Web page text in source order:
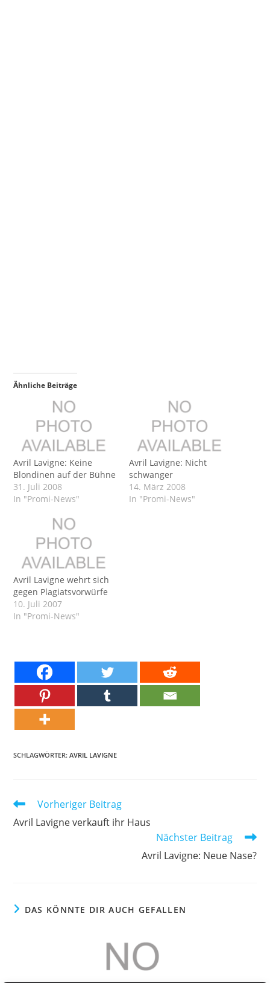
Ähnliche Beiträge
Avril Lavigne: Keine
Blondinen auf der Bühne
31. Juli 2008
In "Promi-News"
Avril Lavigne: Nicht
schwanger
14. März 2008
In "Promi-News"
Avril Lavigne wehrt sich
gegen Plagiatsvorwürfe
10. Juli 2007
In "Promi-News"
SCHLAGWÖRTER:AVRIL LAVIGNE
Weitere
ansehen
Vorheriger Beitrag
Avril Lavigne verkauft ihr Haus
Nächster Beitrag
Avril Lavigne: Neue Nase?
DAS KÖNNTE DIR AUCH GEFALLEN